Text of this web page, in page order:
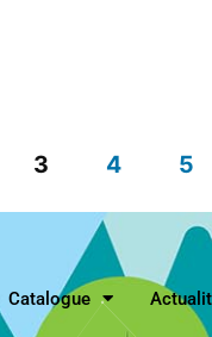
3 4 5
Catalogue